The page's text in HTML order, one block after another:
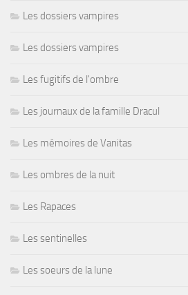
Les dossiers vampires
Les dossiers vampires
Les fugitifs de l'ombre
Les journaux de la famille Dracul
Les mémoires de Vanitas
Les ombres de la nuit
Les Rapaces
Les sentinelles
Les soeurs de la lune